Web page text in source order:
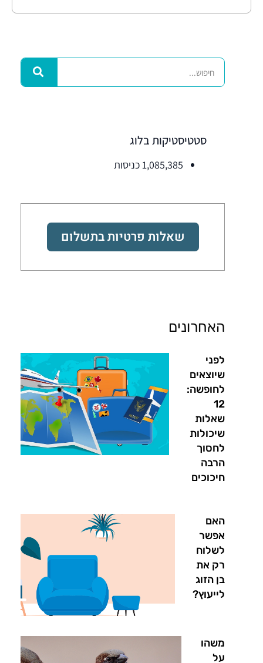
סטטיסטיקות בלוג
1,085,385 כניסות
שאלות פרטיות בתשלום
האחרונים
לפני
שיוצאים
לחופשה:
12
שאלות
שיכולות
לחסוך
הרבה
חיכוכים
האם
אפשר
לשלוח
רק את
בן הזוג
לייעוץ?
משהו
על